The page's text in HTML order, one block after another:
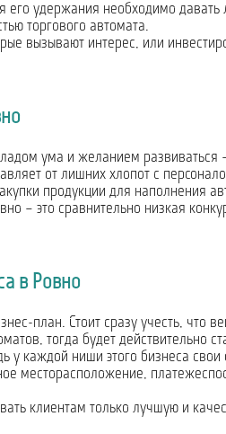
удержания необходимо давать
торгового автомата.
вызывают интерес, или
ума и желанием
от лишних хлопот с
продукции для наполнения
– это сравнительно низкая
в Ровно
план. Стоит сразу учесть, что
тогда будет действительно
у каждой ниши этого бизнеса
месторасположение,
клиентам только лучшую и